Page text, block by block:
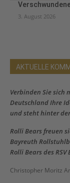
3. August 2026
AKTUELLE
Verbinden Sie sich
Deutschland Ihre
und steht hinter
Rolli Bears freuen
Bayreuth
Rolli Bears des RSV
Christopher Moritz